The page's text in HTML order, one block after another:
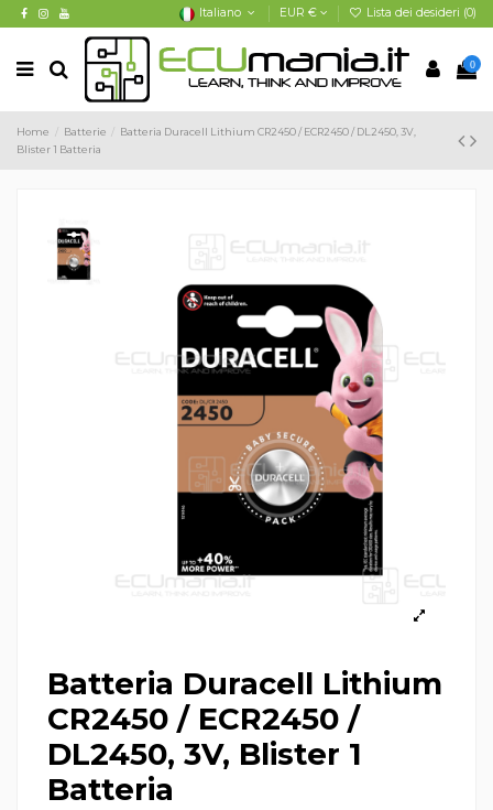
Italiano EUR € Lista dei desideri (0)
0
Home Batterie
Batteria Duracell Lithium CR2450 / ECR2450 / DL2450, 3V,
Blister 1 Batteria
Batteria Duracell Lithium
CR2450 / ECR2450 /
DL2450, 3V, Blister 1
Batteria